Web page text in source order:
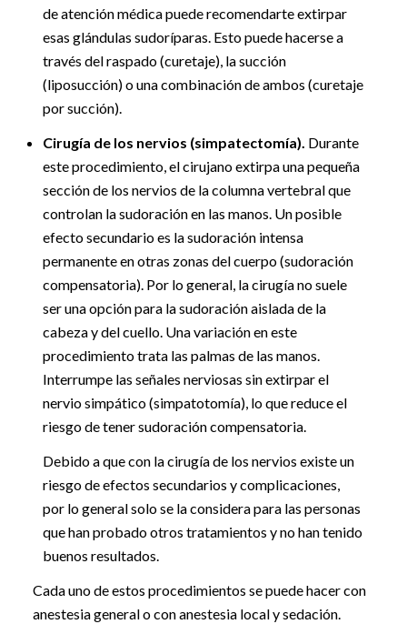
de atención médica puede recomendarte extirpar
esas glándulas sudoríparas. Esto puede hacerse a
través del raspado (curetaje), la succión
(liposucción) o una combinación de ambos (curetaje
por succión).
Cirugía de los nervios (simpatectomía). Durante
este procedimiento, el cirujano extirpa una pequeña
sección de los nervios de la columna vertebral que
controlan la sudoración en las manos. Un posible
efecto secundario es la sudoración intensa
permanente en otras zonas del cuerpo (sudoración
compensatoria). Por lo general, la cirugía no suele
ser una opción para la sudoración aislada de la
cabeza y del cuello. Una variación en este
procedimiento trata las palmas de las manos.
Interrumpe las señales nerviosas sin extirpar el
nervio simpático (simpatotomía), lo que reduce el
riesgo de tener sudoración compensatoria.
Debido a que con la cirugía de los nervios existe un
riesgo de efectos secundarios y complicaciones,
por lo general solo se la considera para las personas
que han probado otros tratamientos y no han tenido
buenos resultados.
Cada uno de estos procedimientos se puede hacer con
anestesia general o con anestesia local y sedación.